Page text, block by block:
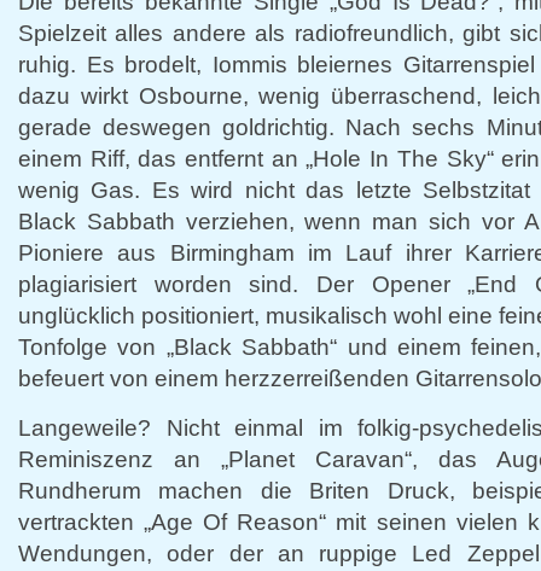
Spielzeit alles andere als radiofreundlich, gibt
ruhig. Es brodelt, Iommis bleiernes
dazu wirkt Osbourne, wenig überraschend,
gerade deswegen goldrichtig. Nach sechs
einem Riff, das entfernt an „Hole In The Sky“
wenig Gas. Es wird nicht das letzte
Black Sabbath verziehen, wenn man sich vor
Pioniere aus Birmingham im Lauf ihrer
plagiarisiert worden sind. Der Opener „End
unglücklich positioniert, musikalisch wohl eine
Tonfolge von „Black Sabbath“ und einem
befeuert von einem herzzerreißenden
Langeweile? Nicht einmal im folkig-
Reminiszenz an „Planet Caravan“, das
Rundherum machen die Briten Druck,
vertrackten „Age Of Reason“ mit seinen vielen
Wendungen, oder der an ruppige Led